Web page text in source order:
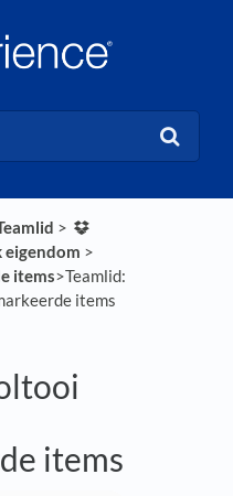
​ > ​
​ > ​
items​>​ Teamlid:
items
items